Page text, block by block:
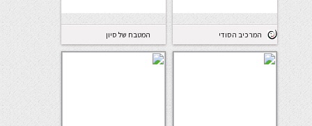
המרכיב הסודי המטבח של סיון